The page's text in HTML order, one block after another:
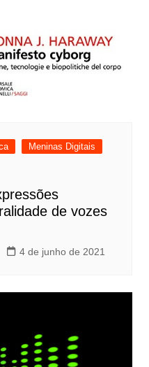
Meninas Digitais
de vozes
4 de junho de 2021